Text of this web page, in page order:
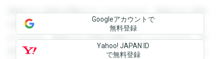
登録すると回答を閲覧することができます。登録すると回答
を閲覧することができます。登録すると回答を閲覧すること
ができます。登録すると回答を閲覧することができます。登
録すると回答を閲覧することができます。登録すると回答を
Googleアカウントで
無料登録
Yahoo! JAPAN ID
で無料登録